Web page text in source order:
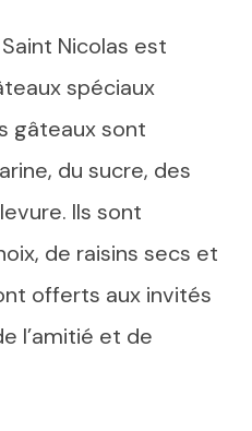
Nicolas est
spéciaux
gâteaux sont
du sucre, des
Ils sont
de raisins secs et
offerts aux invités
l’amitié et de